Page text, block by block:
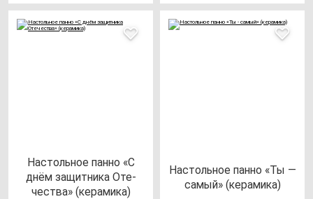
Нас­толь­ное пан­но «С
днём за­щит­ни­ка Оте­
чес­тва» (ке­ра­ми­ка)
Нас­толь­ное пан­но «Ты —
са­мый» (ке­ра­ми­ка)